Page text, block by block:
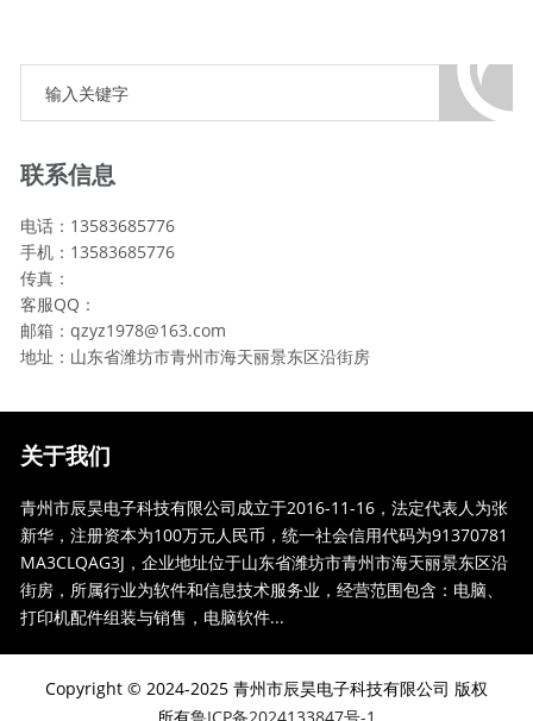
联系信息
电话：13583685776
手机：13583685776
传真：
客服QQ：
邮箱：qzyz1978@163.com
地址：山东省潍坊市青州市海天丽景东区沿街房
关于我们
青州市辰昊电子科技有限公司成立于2016-11-16，法定代表人为张
新华，注册资本为100万元人民币，统一社会信用代码为91370781
MA3CLQAG3J，企业地址位于山东省潍坊市青州市海天丽景东区沿
街房，所属行业为软件和信息技术服务业，经营范围包含：电脑、
打印机配件组装与销售，电脑软件...
Copyright © 2024-2025 青州市辰昊电子科技有限公司 版权